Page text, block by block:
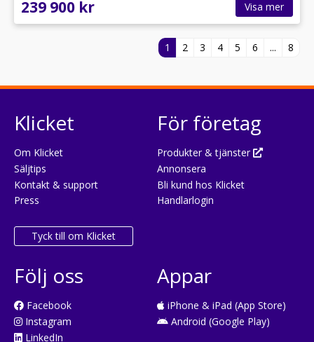
239 900 kr Visa mer
1 2 3 4 5 6 ... 8
Klicket
Om Klicket
Säljtips
Kontakt & support
Press
Tyck till om Klicket
För företag
Produkter & tjänster
Annonsera
Bli kund hos Klicket
Handlarlogin
Följ oss
Facebook
Instagram
LinkedIn
Appar
iPhone & iPad (App Store)
Android (Google Play)